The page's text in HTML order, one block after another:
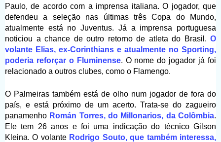
Paulo, de acordo com a imprensa italiana. O jogador, que
defendeu a seleção nas últimas três Copa do Mundo,
atualmente está no Juventus. Já a imprensa portuguesa
noticiou a chance de outro retorno de atleta do Brasil. O
volante Elias, ex-Corinthians e atualmente no Sporting,
poderia reforçar o Fluminense. O nome do jogador já foi
relacionado a outros clubes, como o Flamengo.
O Palmeiras também está de olho num jogador de fora do
país, e está próximo de um acerto. Trata-se do zagueiro
panamenho Román Torres, do Millonarios, da Colômbia.
Ele tem 26 anos e foi uma indicação do técnico Gilson
Kleina. O volante Rodrigo Souto, que também interessa,